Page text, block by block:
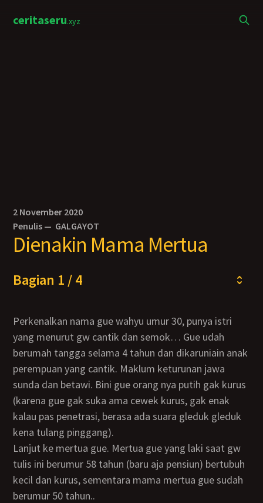
ceritaseru.xyz
2 November 2020
Penulis — GALGAYOT
Dienakin Mama Mertua
Bagian 1 / 4
Perkenalkan nama gue wahyu umur 30, punya istri
yang menurut gw cantik dan semok… Gue udah
berumah tangga selama 4 tahun dan dikaruniain anak
perempuan yang cantik. Maklum keturunan jawa
sunda dan betawi. Bini gue orang nya putih gak kurus
(karena gue gak suka ama cewek kurus, gak enak
kalau pas penetrasi, berasa ada suara gleduk gleduk
kena tulang pinggang).
Lanjut ke mertua gue. Mertua gue yang laki saat gw
tulis ini berumur 58 tahun (baru aja pensiun) bertubuh
kecil dan kurus, sementara mama mertua gue sudah
berumur 50 tahun..